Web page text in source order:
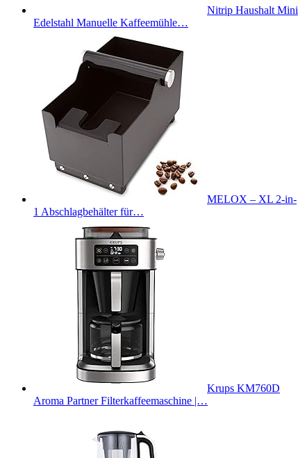
Nitrip Haushalt Mini
Edelstahl Manuelle Kaffeemühle…
MELOX – XL 2-in-
1 Abschlagbehälter für…
Krups KM760D
Aroma Partner Filterkaffeemaschine |…